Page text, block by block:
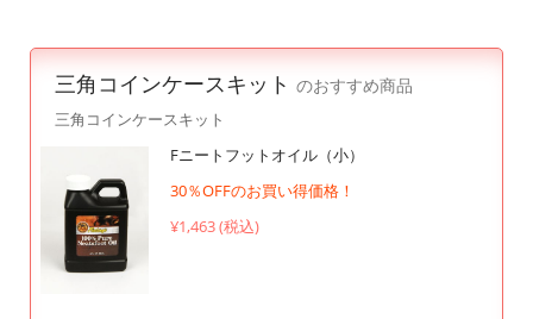
三角コインケースキット のおすすめ商品
三角コインケースキット
Fニートフットオイル（小）
30％OFFのお買い得価格！
¥1,463 (税込)